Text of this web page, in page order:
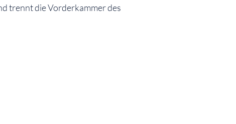
trennt die Vorderkammer des